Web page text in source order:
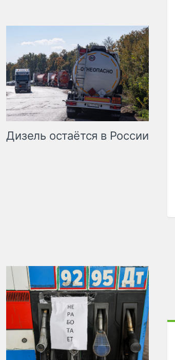
Дизель остаётся в России